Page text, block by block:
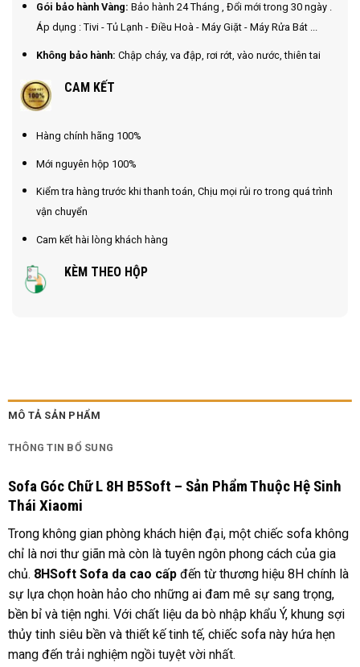
Gói bảo hành Vàng: Bảo hành 24 Tháng , Đổi mới trong 30 ngày .
Áp dụng : Tivi - Tủ Lạnh - Điều Hoà - Máy Giặt - Máy Rửa Bát ...
Không bảo hành: Chập cháy, va đập, rơi rớt, vào nước, thiên tai
CAM KẾT
Hàng chính hãng 100%
Mới nguyên hộp 100%
Kiểm tra hàng trước khi thanh toán, Chịu mọi rủi ro trong quá trình
vận chuyển
Cam kết hài lòng khách hàng
KÈM THEO HỘP
MÔ TẢ SẢN PHẨM
THÔNG TIN BỔ SUNG
Sofa Góc Chữ L 8H B5Soft – Sản Phẩm Thuộc Hệ Sinh
Thái Xiaomi
Trong không gian phòng khách hiện đại, một chiếc sofa không
chỉ là nơi thư giãn mà còn là tuyên ngôn phong cách của gia
chủ. 8HSoft Sofa da cao cấpđến từ thương hiệu 8H chính là
sự lựa chọn hoàn hảo cho những ai đam mê sự sang trọng,
bền bỉ và tiện nghi. Với chất liệu da bò nhập khẩu Ý, khung sợi
thủy tinh siêu bền và thiết kế tinh tế, chiếc sofa này hứa hẹn
mang đến trải nghiệm ngồi tuyệt vời nhất.